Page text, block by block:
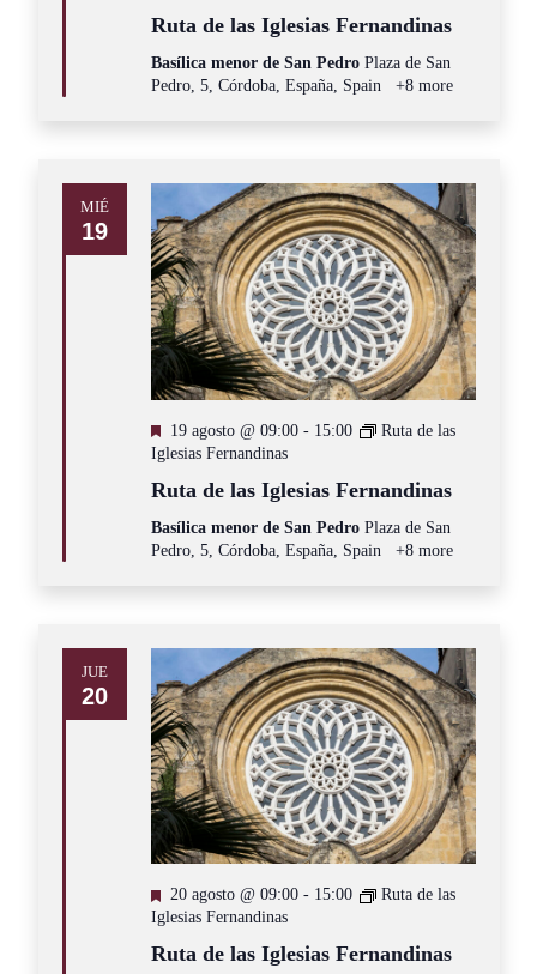
Ruta de las Iglesias Fernandinas
Basílica menor de San Pedro Plaza de San
Pedro, 5, Córdoba, España, Spain
+8 more
MIÉ
19
Destacado
19 agosto @ 09:00- 15:00
Ruta de las
Iglesias Fernandinas
Ruta de las Iglesias Fernandinas
Basílica menor de San Pedro Plaza de San
Pedro, 5, Córdoba, España, Spain
+8 more
JUE
20
Destacado
20 agosto @ 09:00- 15:00
Ruta de las
Iglesias Fernandinas
Ruta de las Iglesias Fernandinas